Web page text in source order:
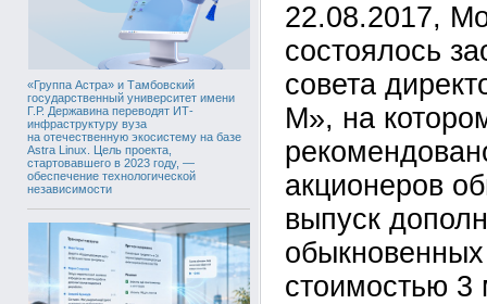
«Группа Астра» и Тамбовский
государственный университет имени
Г.Р. Державина переводят ИТ-
инфраструктуру вуза
на отечественную экосистему на базе
Astra Linux. Цель проекта,
стартовавшего в 2023 году, —
обеспечение технологической
независимости
22.08.2017,
состоялось
совета
М», на
акционеров
выпуск
стоимостью 3